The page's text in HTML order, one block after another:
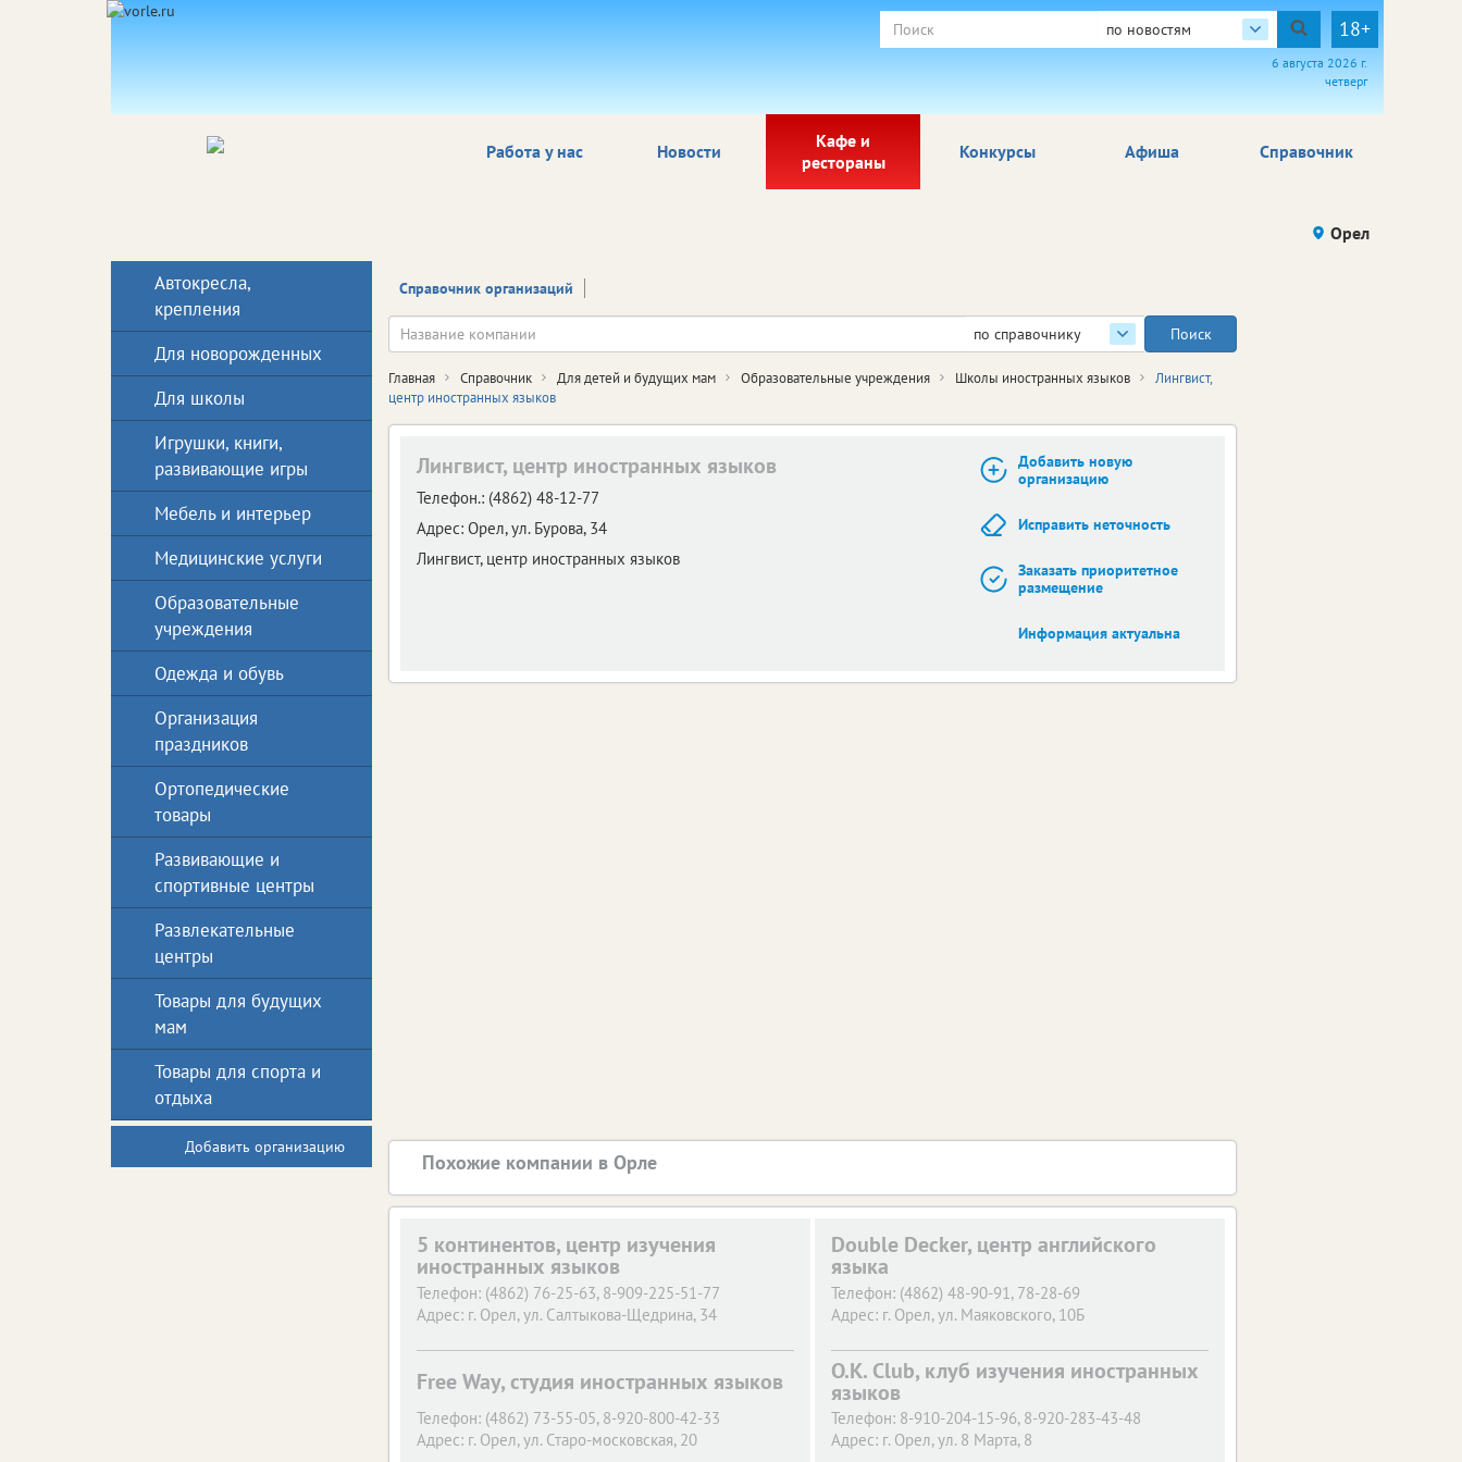
по новостям 18+
6 августа 2026 г.
четверг
Работа у нас Новости
Кафе и
рестораны
Афиша Справочник
Конкурсы
Орел
Справочник организаций
по справочнику
Главная Справочник Для детей и будущих мам Образовательные учреждения Школы иностранных языков
Лингвист,
центр иностранных языков
Лингвист, центр иностранных языков
Телефон.: (4862) 48-12-77
Адрес: Орел,ул. Бурова, 34
Лингвист, центр иностранных языков
Добавить новую
организацию
Исправить неточность
Заказать приоритетное
размещение
Информация актуальна
Похожие компании в Орле
5 континентов, центр изучения
иностранных языков
Телефон: (4862) 76-25-63, 8-909-225-51-77
Адрес: г. Орел, ул. Салтыкова-Щедрина, 34
Double Decker, центр английского
языка
Телефон: (4862) 48-90-91, 78-28-69
Адрес: г. Орел, ул. Маяковского, 10Б
Free Way, студия иностранных языков
Телефон: (4862) 73-55-05, 8-920-800-42-33
Адрес: г. Орел, ул. Старо-московская, 20
O.K. Club, клуб изучения иностранных
языков
Телефон: 8-910-204-15-96, 8-920-283-43-48
Адрес: г. Орел, ул. 8 Марта, 8
Автокресла,
крепления
Для новорожденных
Для школы
Игрушки, книги,
развивающие игры
Мебель и интерьер
Медицинские услуги
Образовательные
учреждения
Одежда и обувь
Организация
праздников
Ортопедические
товары
Развивающие и
спортивные центры
Развлекательные
центры
Товары для будущих
мам
Товары для спорта и
отдыха
Добавить организацию